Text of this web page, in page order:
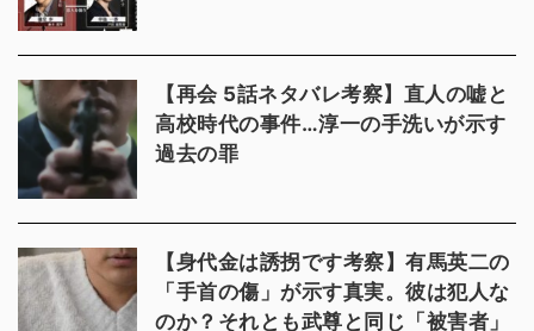
【再会 5話ネタバレ考察】直人の嘘と
高校時代の事件…淳一の手洗いが示す
過去の罪
【身代金は誘拐です考察】有馬英二の
「手首の傷」が示す真実。彼は犯人な
のか？それとも武尊と同じ「被害者」